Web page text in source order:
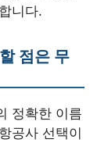
니다.
점은 무
정확한 이름
공사 선택이